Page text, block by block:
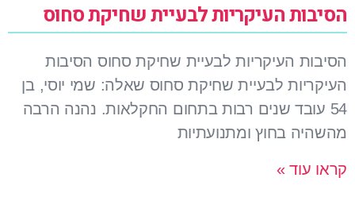
הסיבות העיקריות לבעיית שחיקת סחוס
הסיבות העיקריות לבעיית שחיקת סחוס הסיבות
העיקריות לבעיית שחיקת סחוס שאלה: שמי יוסי, בן
54 עובד שנים רבות בתחום החקלאות. נהנה הרבה
מהשהיה בחוץ ומתנועתיות
קראו עוד »